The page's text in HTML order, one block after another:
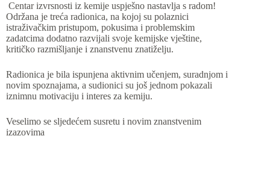
Centar izvrsnosti iz kemije uspješno nastavlja s radom!
Održana je treća radionica, na kojoj su polaznici
istraživačkim pristupom, pokusima i problemskim
zadatcima dodatno razvijali svoje kemijske vještine,
kritičko razmišljanje i znanstvenu znatiželju.
Radionica je bila ispunjena aktivnim učenjem, suradnjom i
novim spoznajama, a sudionici su još jednom pokazali
iznimnu motivaciju i interes za kemiju.
Veselimo se sljedećem susretu i novim znanstvenim
izazovima